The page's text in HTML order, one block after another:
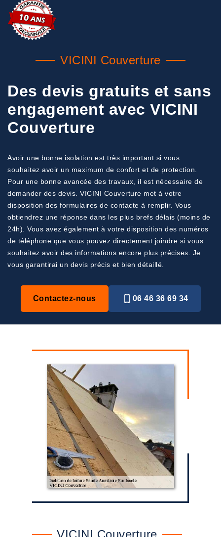
VICINI Couverture
Des devis gratuits et sans
engagement avec VICINI
Couverture
Avoir une bonne isolation est très important si vous
souhaitez avoir un maximum de confort et de protection.
Pour une bonne avancée des travaux, il est nécessaire de
demander des devis. VICINI Couverture met à votre
disposition des formulaires de contacte à remplir. Vous
obtiendrez une réponse dans les plus brefs délais (moins de
24h). Vous avez également à votre disposition des numéros
de téléphone que vous pouvez directement joindre si vous
souhaitez avoir des informations encore plus précises. Je
vous garantirai un devis précis et bien détaillé.
Contactez-nous 06 46 36 69 34
VICINI Couverture